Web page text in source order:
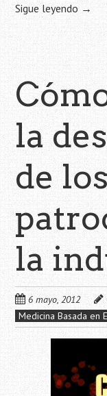
Sigue leyendo →
la
de
la
6 mayo, 2012
Medicina Basada en